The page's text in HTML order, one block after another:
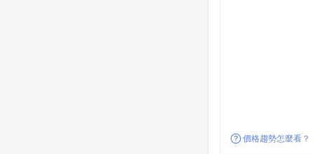
價格趨勢怎麼看？